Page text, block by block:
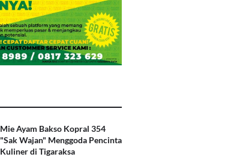
Mie Ayam Bakso Kopral 354
"Sak Wajan" Menggoda Pencinta
Kuliner di Tigaraksa